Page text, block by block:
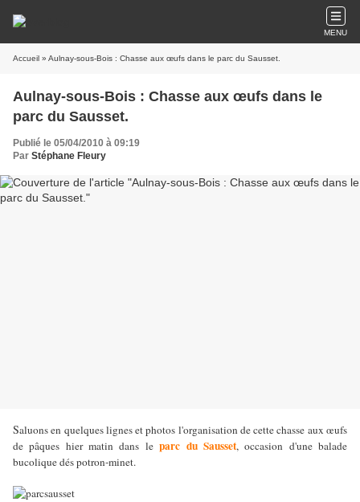
MENU
Accueil » Aulnay-sous-Bois : Chasse aux œufs dans le parc du Sausset.
Aulnay-sous-Bois : Chasse aux œufs dans le
parc du Sausset.
Publié le 05/04/2010 à 09:19
Par Stéphane Fleury
Saluons en quelques lignes et photos l'organisation de cette chasse aux œufs
de pâques hier matin dans leparc du Sausset, occasion d'une balade
bucolique dés potron-minet.